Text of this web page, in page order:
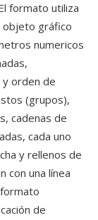
formato utiliza
objeto gráfico
numericos
orden de
(grupos),
cadenas de
cada uno
y rellenos de
con una línea
de